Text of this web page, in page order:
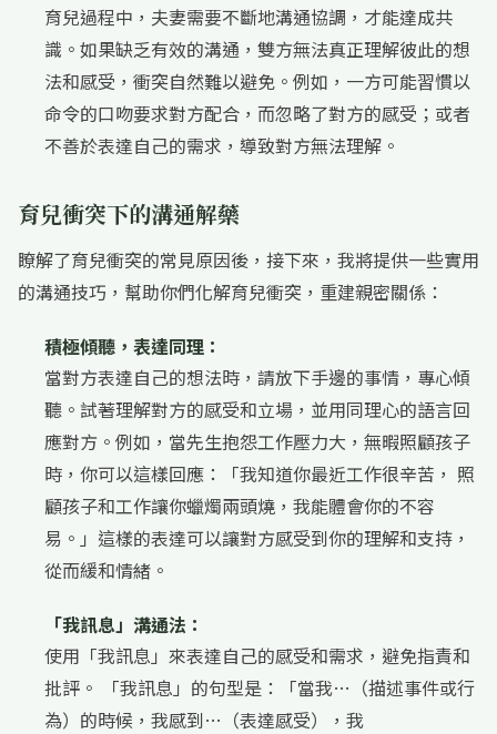
育兒過程中，夫妻需要不斷地溝通協調，才能達成共
識。如果缺乏有效的溝通，雙方無法真正理解彼此的想
法和感受，衝突自然難以避免。例如，一方可能習慣以
命令的口吻要求對方配合，而忽略了對方的感受；或者
不善於表達自己的需求，導致對方無法理解。
育兒衝突下的溝通解藥
瞭解了育兒衝突的常見原因後，接下來，我將提供一些實用
的溝通技巧，幫助你們化解育兒衝突，重建親密關係：
積極傾聽，表達同理：
當對方表達自己的想法時，請放下手邊的事情，專心傾
聽。試著理解對方的感受和立場，並用同理心的語言回
應對方。例如，當先生抱怨工作壓力大，無暇照顧孩子
時，你可以這樣回應：「我知道你最近工作很辛苦， 照
顧孩子和工作讓你蠟燭兩頭燒，我能體會你的不容
易。」這樣的表達可以讓對方感受到你的理解和支持，
從而緩和情緒。
「我訊息」溝通法：
使用「我訊息」來表達自己的感受和需求，避免指責和
批評。 「我訊息」的句型是：「當我…（描述事件或行
為）的時候，我感到…（表達感受），我